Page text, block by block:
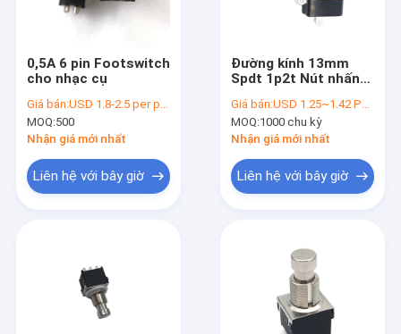
0,5A 6 pin Footswitch
cho nhạc cụ
Giá bán:USD 1.8-2.5 per piece
MOQ:500
Nhận giá mới nhất
Liên hệ với bây giờ
Đường kính 13mm
Spdt 1p2t Nút nhấn
Giá bán:USD 1.25~1.42 Per Piece
MOQ:1000 chu kỳ
Nhận giá mới nhất
Liên hệ với bây giờ